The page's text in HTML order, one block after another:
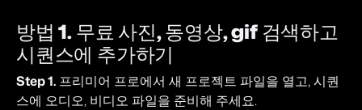
방법 1. 무료 사진, 동영상, gif 검색하고
시퀀스에 추가하기
Step 1. 프리미어 프로에서 새 프로젝트 파일을 열고, 시퀀
스에 오디오, 비디오 파일을 준비해 주세요.